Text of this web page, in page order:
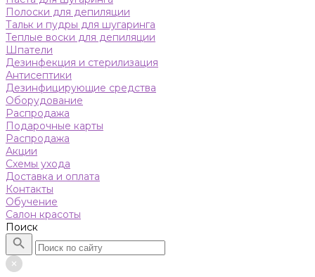
Полоски для депиляции
Тальк и пудры для шугаринга
Теплые воски для депиляции
Шпатели
Дезинфекция и стерилизация
Антисептики
Дезинфицирующие средства
Оборудование
Распродажа
Подарочные карты
Распродажа
Акции
Схемы ухода
Доставка и оплата
Контакты
Обучение
Салон красоты
Поиск